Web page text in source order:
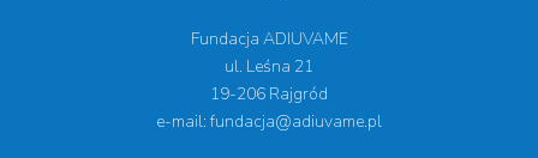
Fundacja ADIUVAME
ul. Leśna 21
19-206 Rajgród
e-mail: fundacja@adiuvame.pl